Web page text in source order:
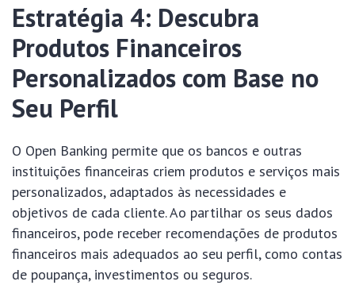
Estratégia 4: Descubra
Produtos Financeiros
Personalizados com Base no
Seu Perfil
O Open Banking permite que os bancos e outras
instituições financeiras criem produtos e serviços mais
personalizados, adaptados às necessidades e
objetivos de cada cliente. Ao partilhar os seus dados
financeiros, pode receber recomendações de produtos
financeiros mais adequados ao seu perfil, como contas
de poupança, investimentos ou seguros.